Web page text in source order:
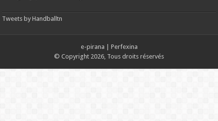
Tweets by Handballtn
e-pirana
Perfexina
© Copyright 2026, Tous droits réservés